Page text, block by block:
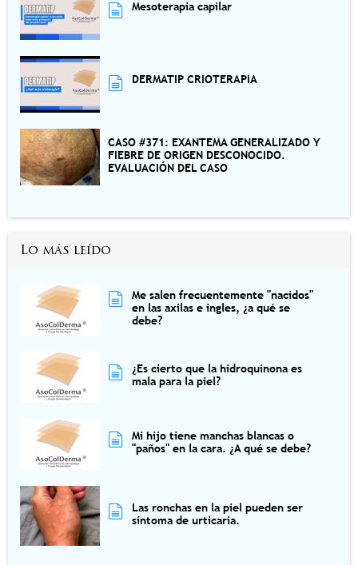
Mesoterapia capilar
DERMATIP CRIOTERAPIA
CASO #371: EXANTEMA GENERALIZADO Y
FIEBRE DE ORIGEN DESCONOCIDO.
EVALUACIÓN DEL CASO
Lo más leído
Me salen frecuentemente "nacidos"
en las axilas e ingles, ¿a qué se
debe?
¿Es cierto que la hidroquinona es
mala para la piel?
Mi hijo tiene manchas blancas o
"paños" en la cara. ¿A qué se debe?
Las ronchas en la piel pueden ser
síntoma de urticaria.